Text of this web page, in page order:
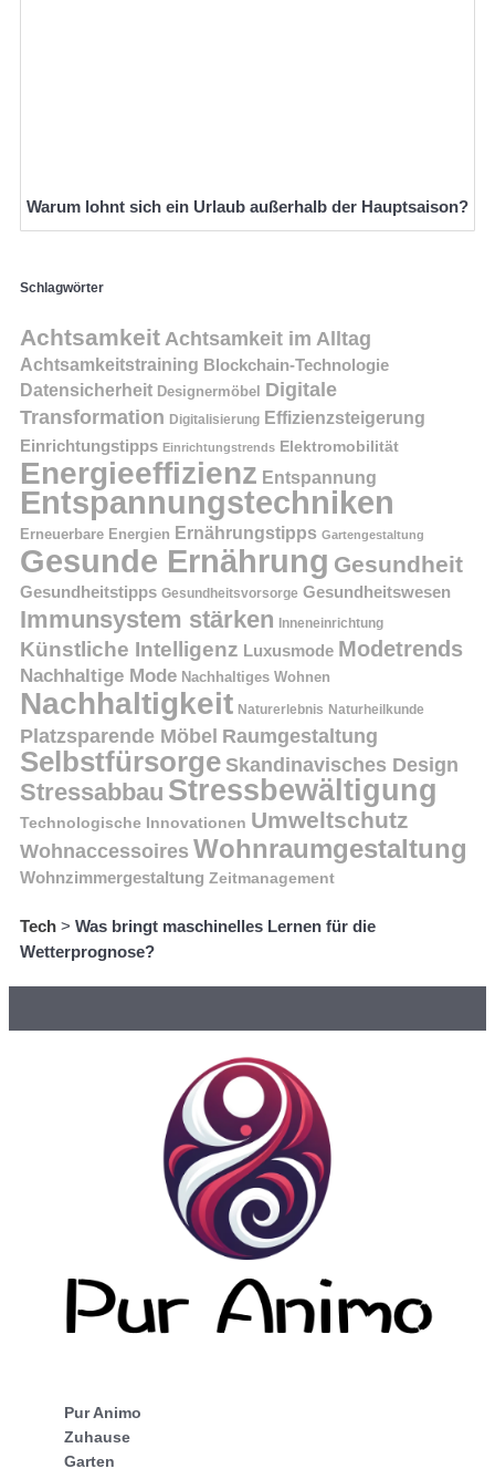
Warum lohnt sich ein Urlaub außerhalb der Hauptsaison?
Schlagwörter
Achtsamkeit Achtsamkeit im Alltag
Achtsamkeitstraining Blockchain-Technologie
Datensicherheit Designermöbel
Digitale
Transformation Digitalisierung Effizienzsteigerung
Einrichtungstipps Einrichtungstrends Elektromobilität
Energieeffizienz Entspannung
Entspannungstechniken
Erneuerbare Energien Ernährungstipps Gartengestaltung
Gesunde Ernährung Gesundheit
Gesundheitstipps Gesundheitsvorsorge Gesundheitswesen
Immunsystem stärken Inneneinrichtung
Künstliche Intelligenz Luxusmode Modetrends
Nachhaltige Mode Nachhaltiges Wohnen
Nachhaltigkeit Naturerlebnis Naturheilkunde
Platzsparende Möbel Raumgestaltung
Selbstfürsorge Skandinavisches Design
Stressabbau Stressbewältigung
Technologische Innovationen Umweltschutz
Wohnaccessoires Wohnraumgestaltung
Wohnzimmergestaltung Zeitmanagement
Tech > Was bringt maschinelles Lernen für die
Wetterprognose?
Pur Animo
Zuhause
Garten